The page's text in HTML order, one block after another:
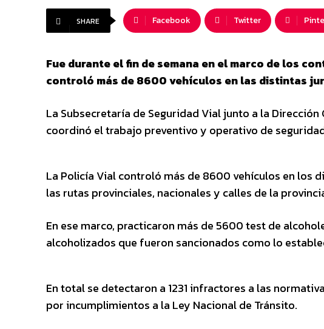
SHARE Facebook Twitter
Fue durante el fin de semana en el marco de los
controló más de 8600 vehículos en las distintas
La Subsecretaría de Seguridad Vial junto a la
coordinó el trabajo preventivo y operativo de
La Policía Vial controló más de 8600 vehículos en los
las rutas provinciales, nacionales y calles de la
En ese marco, practicaron más de 5600 test de
alcoholizados que fueron sancionados como lo
En total se detectaron a 1231 infractores a las
por incumplimientos a la Ley Nacional de Tránsito.